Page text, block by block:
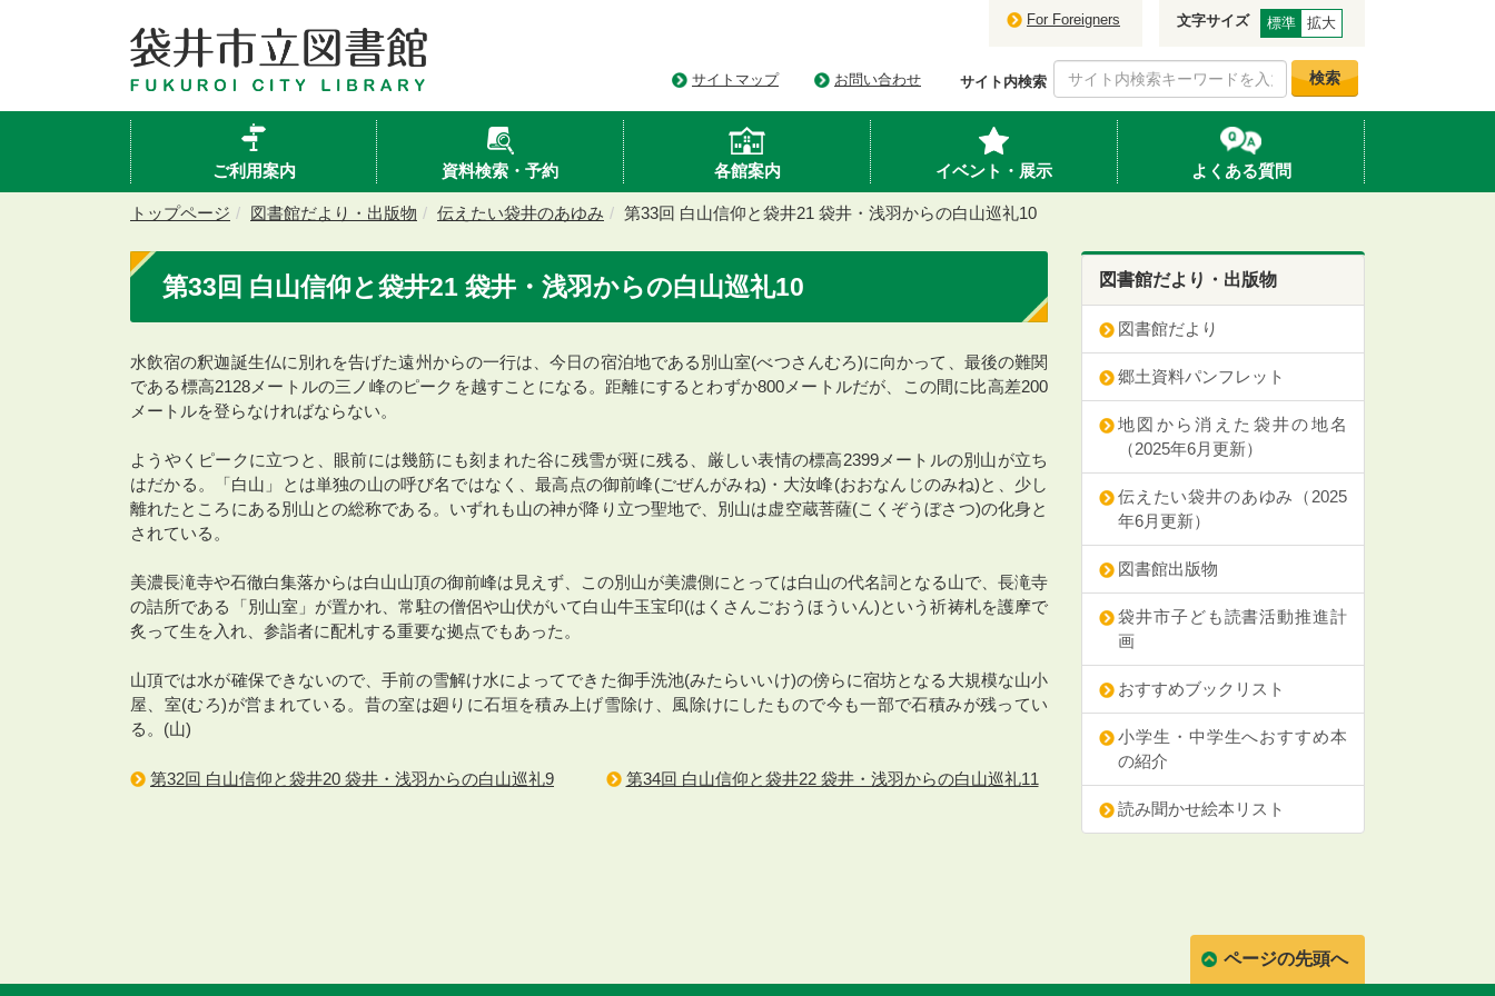
For Foreigners 文字サイズ 標準 拡大
サイトマップ お問い合わせ サイト内検索 検索
ご利用案内 資料検索・予約 各館案内 イベント・展示 よくある質問
トップページ 図書館だより・出版物 伝えたい袋井のあゆみ 第33回 白山信仰と袋井21 袋井・浅羽からの白山巡礼10
第33回 白山信仰と袋井21 袋井・浅羽からの白山巡礼10
水飲宿の釈迦誕生仏に別れを告げた遠州からの一行は、今日の宿泊地である別山室(べつさんむろ)に向かって、最後の難関
である標高2128メートルの三ノ峰のピークを越すことになる。距離にするとわずか800メートルだが、この間に比高差200
メートルを登らなければならない。
ようやくピークに立つと、眼前には幾筋にも刻まれた谷に残雪が斑に残る、厳しい表情の標高2399メートルの別山が立ち
はだかる。「白山」とは単独の山の呼び名ではなく、最高点の御前峰(ごぜんがみね)・大汝峰(おおなんじのみね)と、少し
離れたところにある別山との総称である。いずれも山の神が降り立つ聖地で、別山は虚空蔵菩薩(こくぞうぼさつ)の化身と
されている。
美濃長滝寺や石徹白集落からは白山山頂の御前峰は見えず、この別山が美濃側にとっては白山の代名詞となる山で、長滝寺
の詰所である「別山室」が置かれ、常駐の僧侶や山伏がいて白山牛玉宝印(はくさんごおうほういん)という祈祷札を護摩で
炙って生を入れ、参詣者に配札する重要な拠点でもあった。
山頂では水が確保できないので、手前の雪解け水によってできた御手洗池(みたらいいけ)の傍らに宿坊となる大規模な山小
屋、室(むろ)が営まれている。昔の室は廻りに石垣を積み上げ雪除け、風除けにしたもので今も一部で石積みが残ってい
る。(山)
第32回 白山信仰と袋井20 袋井・浅羽からの白山巡礼9 第34回 白山信仰と袋井22 袋井・浅羽からの白山巡礼11
図書館だより・出版物
図書館だより
郷土資料パンフレット
地図から消えた袋井の地名
（2025年6月更新）
伝えたい袋井のあゆみ（2025
年6月更新）
図書館出版物
袋井市子ども読書活動推進計
画
おすすめブックリスト
小学生・中学生へおすすめ本
の紹介
読み聞かせ絵本リスト
ページの先頭へ